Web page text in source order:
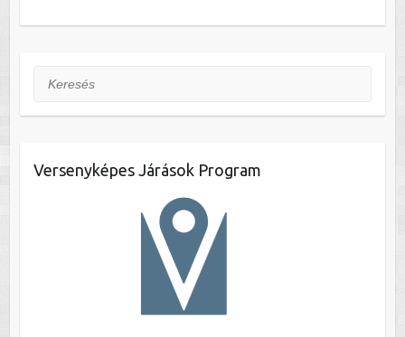
Keresés
Versenyképes Járások Program